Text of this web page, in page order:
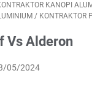
KANOPI
/ KONTRAKTOR
Vs Alderon
05/2024